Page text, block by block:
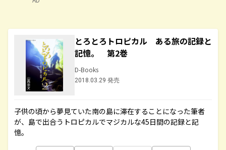
とろとろトロピカル ある旅の記録と
記憶。 第2巻
D-Books
2018.03.29 発売
子供の頃から夢見ていた南の島に滞在することになった筆者
が、島で出合うトロピカルでマジカルな45日間の記録と記
憶。